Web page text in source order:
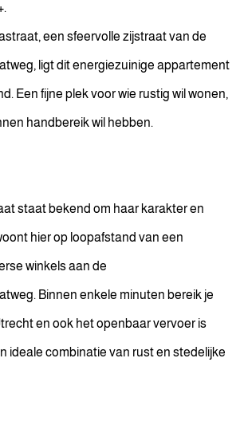
een sfeervolle zijstraat van de
ligt dit energiezuinige appartement
Een fijne plek voor wie rustig wil wonen,
handbereik wil hebben.
staat bekend om haar karakter en
hier op loopafstand van een
winkels aan de
Binnen enkele minuten bereik je
en ook het openbaar vervoer is
ideale combinatie van rust en stedelijke